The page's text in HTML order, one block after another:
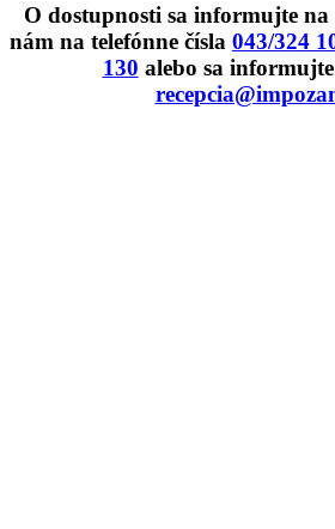
O dostupnosti sa informujte
nám na telefónne čísla 043/324
130 alebo sa informujte